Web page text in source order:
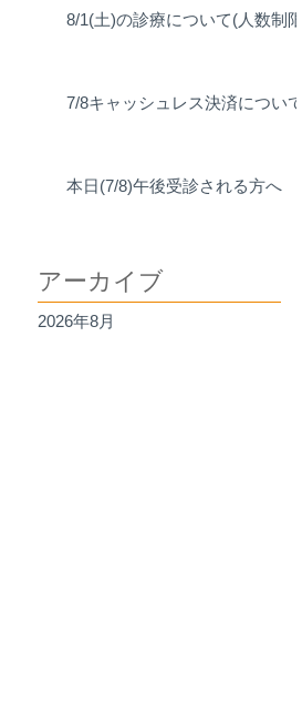
8/1(土)の診療について(人数制限)
7/8キャッシュレス決済について
本日(7/8)午後受診される方へ
アーカイブ
2026年8月